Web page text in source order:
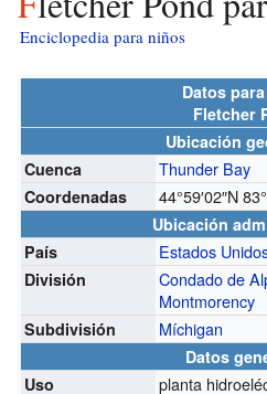
Enciclopedia para niños
Datos
Fletcher
Ubicación
Cuenca
Thunder Bay
Coordenadas 44°59′02″N
Ubicación
País
Estados
División Condado de
Montmorency
Subdivisión Míchigan
Datos
Uso
planta